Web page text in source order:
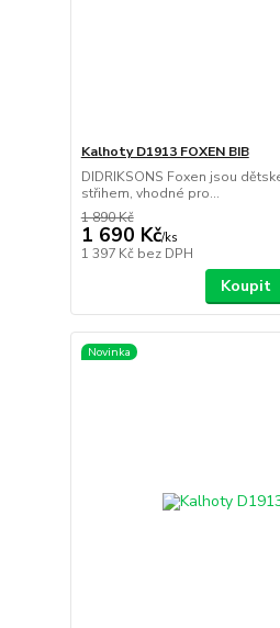
Kalhoty D1913 FOXEN BIB
DIDRIKSONS Foxen jsou
střihem, vhodné pro...
1 890 Kč
1 690 Kč/ks
1 397 Kč bez DPH
Koupit
Novinka